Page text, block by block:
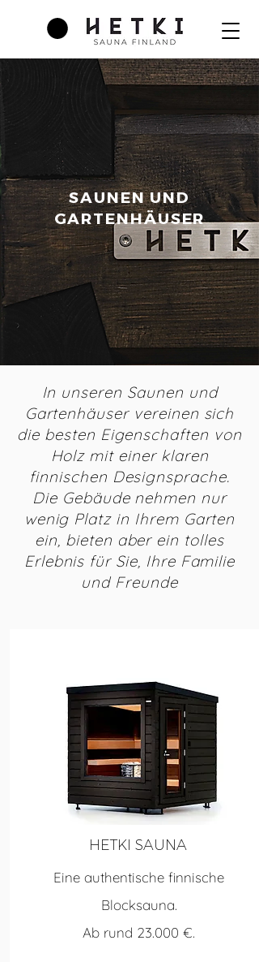
SAUNEN UND
GARTENHÄUSER
In unseren Saunen und
Gartenhäuser vereinen sich
die besten Eigenschaften von
Holz mit einer klaren
finnischen Designsprache.
Die Gebäude nehmen nur
wenig Platz in Ihrem Garten
ein, bieten aber ein tolles
Erlebnis für Sie, Ihre Familie
und Freunde
HETKI SAUNA
Eine authentische finnische
Blocksauna.
Ab rund 23.000 €.